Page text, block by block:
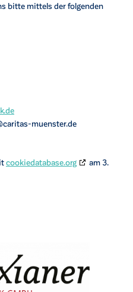
bitte mittels der folgenden
caritas-muenster.de
cookiedatabase.org
am 3.